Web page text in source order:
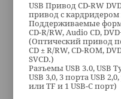
USB Привод CD-RW
привод c кардридером
Поддерживаемые
CD-R/RW, Audio CD,
(Оптический привод
CD ± R/RW, CD-ROM,
SVCD.)
Разъемы USB 3.0, USB
USB 3,0, 3 порта USB
или TF и 1 USB-C порт)